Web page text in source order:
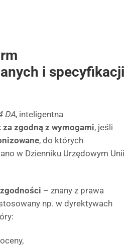
i specyfikacji
DA, inteligentna
za zgodną z wymogami, jeśli
, do których
w Dzienniku Urzędowym Unii
– znany z prawa
np. w dyrektywach